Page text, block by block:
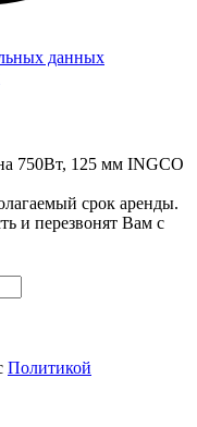
данных
750Вт, 125 мм INGCO
срок аренды.
и перезвонят Вам с
Политикой